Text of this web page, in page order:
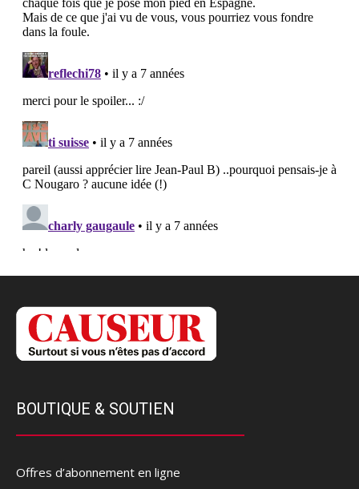
BOUTIQUE & SOUTIEN
Offres d’abonnement en ligne